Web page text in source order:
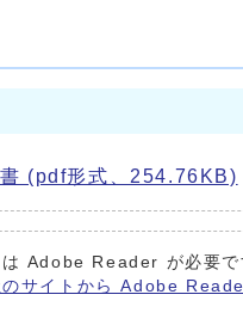
(pdf形式、254.76KB)
Adobe Reader が必要で
サイトから Adobe